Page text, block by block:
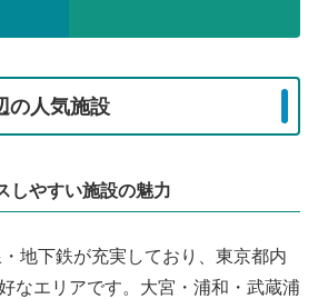
の人気施設
しやすい施設の魅力
地下鉄が充実しており、東京都内
なエリアです。大宮・浦和・武蔵浦